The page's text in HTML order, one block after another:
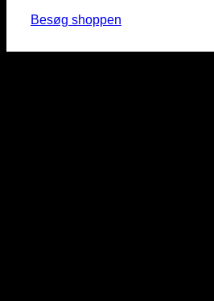
Besøg shoppen